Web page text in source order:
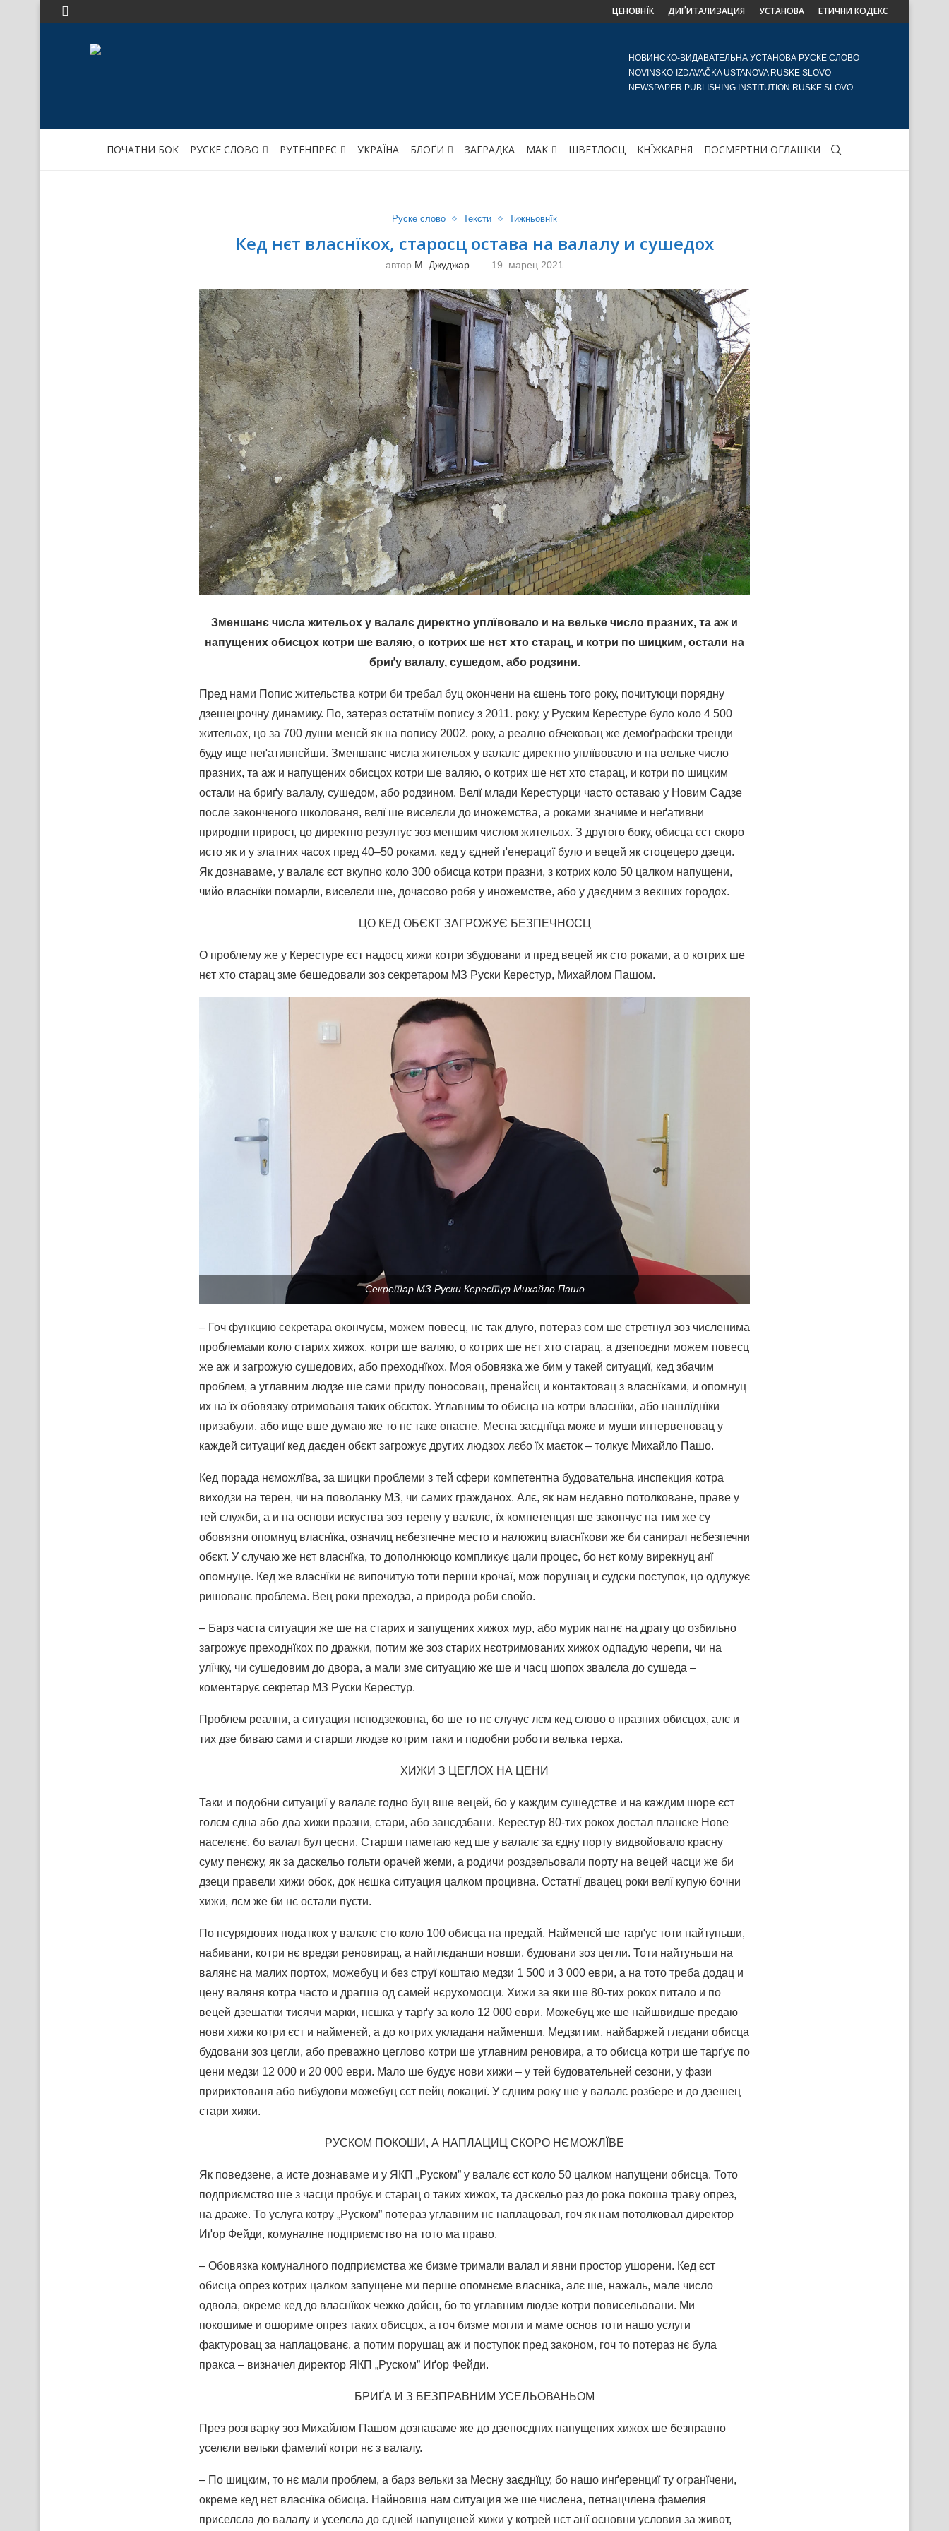
ЦЕНОВНЇК ДИҐИТАЛИЗАЦИЯ УСТАНОВА ЕТИЧНИ КОДЕКС
НОВИНСКО-ВИДАВАТЕЛЬНА УСТАНОВА РУСКЕ СЛОВО
NOVINSKO-IZDAVAČKA USTANOVA RUSKE SLOVO
NEWSPAPER PUBLISHING INSTITUTION RUSKE SLOVO
ПОЧАТНИ БОК РУСКЕ СЛОВО РУТЕНПРЕС УКРАЇНА БЛОҐИ ЗАГРАДКА МАK ШВЕТЛОСЦ KНЇЖКАРНЯ ПОСМЕРТНИ ОГЛАШКИ
Руске слово Тексти Тижньовнїк
Кед нєт власнїкох, старосц остава на валалу и сушедох
автор М. Джуджар 19. марец 2021
Зменшанє числа жительох у валалє директно уплївовало и на вельке число празних, та аж и
напущених обисцох котри ше валяю, о котрих ше нєт хто старац, и котри по шицким, остали на
бриґу валалу, сушедом, або родзини.
Пред нами Попис жительства котри би требал буц окончени на єшень того року, почитуюци порядну
дзешецрочну динамику. По, затераз остатнїм попису з 2011. року, у Руским Керестуре було коло 4 500
жительох, цо за 700 души менєй як на попису 2002. року, а реално обчековац же демоґрафски тренди
буду ище неґативнєйши. Зменшанє числа жительох у валалє директно уплївовало и на вельке число
празних, та аж и напущених обисцох котри ше валяю, о котрих ше нєт хто старац, и котри по шицким
остали на бриґу валалу, сушедом, або родзином. Велї млади Керестурци часто оставаю у Новим Садзе
после законченого школованя, велї ше виселєли до иножемства, а роками значиме и неґативни
природни прирост, цо директно резултує зоз меншим числом жительох. З другого боку, обисца єст скоро
исто як и у златних часох пред 40–50 роками, кед у єдней ґенерациї було и вецей як стоцецеро дзеци.
Як дознаваме, у валалє єст вкупно коло 300 обисца котри празни, з котрих коло 50 цалком напущени,
чийо власнїки помарли, виселєли ше, дочасово робя у иножемстве, або у даєдним з векших городох.
ЦО КЕД ОБЄКТ ЗАГРОЖУЄ БЕЗПЕЧНОСЦ
О проблему же у Керестуре єст надосц хижи котри збудовани и пред вецей як сто роками, а о котрих ше
нєт хто старац зме бешедовали зоз секретаром МЗ Руски Керестур, Михайлом Пашом.
Секретар МЗ Руски Керестур Михайло Пашо
– Гоч функцию секретара окончуєм, можем повесц, нє так длуго, потераз сом ше стретнул зоз численима
проблемами коло старих хижох, котри ше валяю, о котрих ше нєт хто старац, а дзепоєдни можем повесц
же аж и загрожую сушедових, або преходнїкох. Моя обовязка же бим у такей ситуациї, кед збачим
проблем, а углавним людзе ше сами приду поносовац, пренайсц и контактовац з власнїками, и опомнуц
их на їх обовязку отримованя таких обєктох. Углавним то обисца на котри власнїки, або нашлїднїки
призабули, або ище вше думаю же то нє таке опасне. Месна заєднїца може и муши интервеновац у
каждей ситуациї кед даєден обєкт загрожує других людзох лєбо їх маєток – толкує Михайло Пашо.
Кед порада нєможлїва, за шицки проблеми з тей сфери компетентна будовательна инспекция котра
виходзи на терен, чи на поволанку МЗ, чи самих гражданох. Алє, як нам нєдавно потолковане, праве у
тей служби, а и на основи искуства зоз терену у валалє, їх компетенция ше закончує на тим же су
обовязни опомнуц власнїка, означиц нєбезпечне место и наложиц власнїкови же би санирал нєбезпечни
обєкт. У случаю же нєт власнїка, то дополнююцо компликує цали процес, бо нєт кому вирекнуц анї
опомнуце. Кед же власнїки нє випочитую тоти перши крочаї, мож порушац и судски поступок, цо одлужує
ришованє проблема. Вец роки преходза, а природа роби свойо.
– Барз часта ситуация же ше на старих и запущених хижох мур, або мурик нагнє на драгу цо озбильно
загрожує преходнїкох по дражки, потим же зоз старих нєотримованих хижох одпадую черепи, чи на
улїчку, чи сушедовим до двора, а мали зме ситуацию же ше и часц шопох звалєла до сушеда –
коментарує секретар МЗ Руски Керестур.
Проблем реални, а ситуация нєподзековна, бо ше то нє случує лєм кед слово о празних обисцох, алє и
тих дзе биваю сами и старши людзе котрим таки и подобни роботи велька терха.
ХИЖИ З ЦЕГЛОХ НА ЦЕНИ
Таки и подобни ситуациї у валалє годно буц вше вецей, бо у каждим сушедстве и на каждим шоре єст
голєм єдна або два хижи празни, стари, або занє­дзбани. Керестур 80-тих рокох достал планске Нове
населєнє, бо валал бул цесни. Старши паметаю кед ше у валалє за єдну порту видвойовало красну
суму пенєжу, як за даскельо гольти орачей жеми, а родичи роздзельовали порту на вецей часци же би
дзеци правели хижи обок, док нєшка ситуация цалком процивна. Остатнї двацец роки велї купую бочни
хижи, лєм же би нє остали пусти.
По нєурядових податкох у валалє сто коло 100 обисца на предай. Найменєй ше тарґує тоти найтуньши,
набивани, котри нє вредзи реновирац, а найглєданши новши, будовани зоз цегли. Тоти найтуньши на
валянє на малих портох, можебуц и без струї коштаю медзи 1 500 и 3 000 еври, а на тото треба додац и
цену валяня котра часто и драгша од самей нєрухомосци. Хижи за яки ше 80-тих рокох питало и по
вецей дзешатки тисячи марки, нєшка у тарґу за коло 12 000 еври. Можебуц же ше найшвидше предаю
нови хижи котри єст и найменєй, а до котрих укладаня найменши. Медзитим, найбаржей глєдани обисца
будовани зоз цегли, або преважно цеглово котри ше углавним реновира, а то обисца котри ше тарґує по
цени медзи 12 000 и 20 000 еври. Мало ше будує нови хижи – у тей будовательней сезони, у фази
пририхтованя або вибудови можебуц єст пейц локациї. У єдним року ше у валалє розбере и до дзешец
стари хижи.
РУСКОМ ПОКОШИ, А НАПЛАЦИЦ СКОРО НЄМОЖЛЇВЕ
Як поведзене, а исте дознаваме и у ЯКП „Руском” у валалє єст коло 50 цалком напущени обисца. Тото
подприємство ше з часци пробує и старац о таких хижох, та даскельо раз до рока покоша траву опрез,
на драже. То услуга котру „Руском” потераз углавним нє наплацовал, гоч як нам потолковал директор
Иґор Фейди, комуналне подприємство на тото ма право.
– Обовязка комуналного подприємства же бизме тримали валал и явни простор ушорени. Кед єст
обисца опрез котрих цалком запущене ми перше опомнєме власнїка, алє ше, нажаль, мале число
одвола, окреме кед до власнїкох чежко дойсц, бо то углавним людзе котри повисельовани. Ми
покошиме и ошориме опрез таких обисцох, а гоч бизме могли и маме основ тоти нашо услуги
фактуровац за наплацованє, а потим порушац аж и поступок пред законом, гоч то потераз нє була
пракса – визначел директор ЯКП „Руском” Иґор Фейди.
БРИҐА И З БЕЗПРАВНИМ УСЕЛЬОВАНЬОМ
През розгварку зоз Михайлом Пашом дознаваме же до дзепоєдних напущених хижох ше безправно
уселєли вельки фамелиї котри нє з валалу.
– По шицким, то нє мали проблем, а барз вельки за Месну заєднїцу, бо нашо инґеренциї ту огранїчени,
окреме кед нєт власнїка обисца. Найновша нам ситуация же ше числена, петнацчлена фамелия
приселєла до валалу и уселєла до єдней напущеней хижи у котрей нєт анї основни условия за живот,